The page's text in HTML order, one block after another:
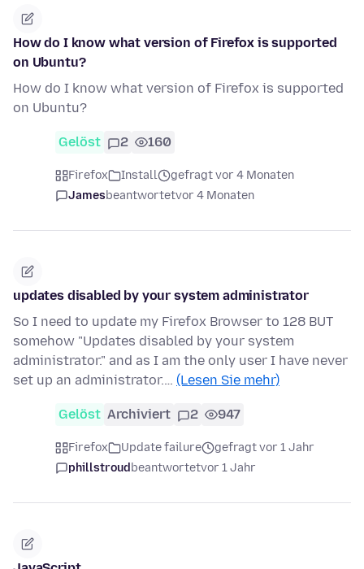
How do I know what version of Firefox is supported
on Ubuntu?
How do I know what version of Firefox is supported
on Ubuntu?
Gelöst 2 160
Firefox Install
gefragt vor 4 Monaten
Jamesbeantwortetvor 4 Monaten
updates disabled by your system administrator
So I need to update my Firefox Browser to 128 BUT
somehow "Updates disabled by your system
administrator." and as I am the only user I have never
set up an administrator.… (Lesen Sie mehr)
Gelöst Archiviert 2 947
Firefox Update failure
gefragt vor 1 Jahr
phillstroudbeantwortetvor 1 Jahr